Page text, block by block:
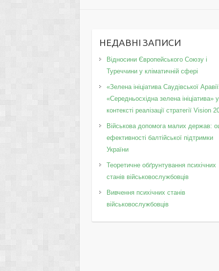
НЕДАВНІ ЗАПИСИ
Відносини Європейського Союзу і
Туреччини у кліматичній сфері
«Зелена ініціатива Саудівської
«Середньосхідна зелена ініціатива» у
контексті реалізації стратегії Vision
Військова допомога малих держав:
ефективності балтійської підтримки
України
Теоретичне обґрунтування психічних
станів військовослужбовців
Вивчення психічних станів
військовослужбовців